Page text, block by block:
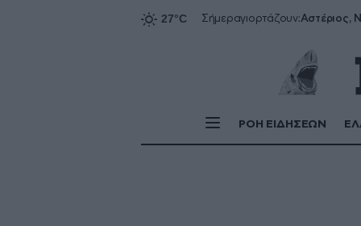
Σήμεραγιορτάζουν:Αστέριος,
ΡΟΗ ΕΙΔΗΣΕΩΝ